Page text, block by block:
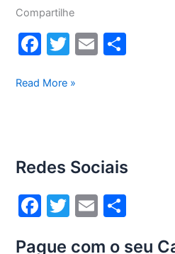
Compartilhe
F
c
o
o
k
T
itt
E
Conserto
12Kg
Read More »
Redes Sociais
F
T
E
Pague com o seu